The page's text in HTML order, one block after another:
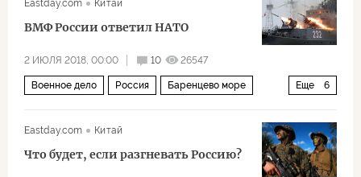
Eastday.com Китай
ВМФ России ответил НАТО
2 ИЮЛЯ 2018, 00:00 10 26547
Еще 6
Военное дело Россия Баренцево море
военные учения
Eastday.com Китай
Что будет, если разгневать Россию?